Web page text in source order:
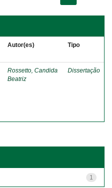
Autor(es) Tipo
Rossetto, Candida
Beatriz
Dissertação
1